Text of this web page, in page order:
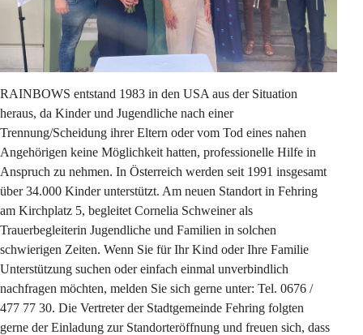
RAINBOWS entstand 1983 in den USA aus der Situation
heraus, da Kinder und Jugendliche nach einer
Trennung/Scheidung ihrer Eltern oder vom Tod eines nahen
Angehörigen keine Möglichkeit hatten, professionelle Hilfe in
Anspruch zu nehmen. In Österreich werden seit 1991 insgesamt
über 34.000 Kinder unterstützt. Am neuen Standort in Fehring
am Kirchplatz 5, begleitet Cornelia Schweiner als
Trauerbegleiterin Jugendliche und Familien in solchen
schwierigen Zeiten. Wenn Sie für Ihr Kind oder Ihre Familie
Unterstützung suchen oder einfach einmal unverbindlich
nachfragen möchten, melden Sie sich gerne unter: Tel. 0676 /
477 77 30. Die Vertreter der Stadtgemeinde Fehring folgten
gerne der Einladung zur Standorteröffnung und freuen sich, dass